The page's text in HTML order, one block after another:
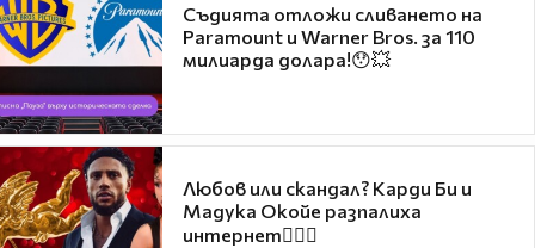
Съдията отложи сливането на
Paramount и Warner Bros. за 110
милиарда долара!😯💥
Любов или скандал? Карди Би и
Мадука Окойе разпалиха
интернет❤️‍🔥🔥